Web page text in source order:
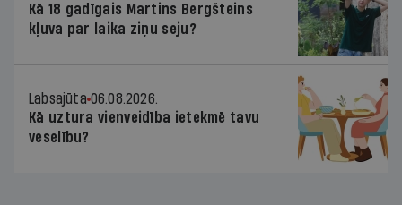
Kā 18 gadīgais Martins Bergšteins
kļuva par laika ziņu seju?
Labsajūta 06.08.2026.
Kā uztura vienveidība ietekmē tavu
veselību?